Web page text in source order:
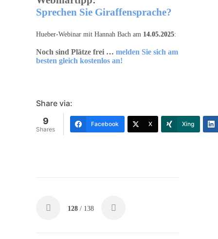
Sprechen Sie Giraffensprache?
Hueber-Webinar mit Hannah Bach am 14.05.2025:
Noch sind Plätze frei … melden Sie sich am
besten gleich kostenlos an!
Share via:
9
Shares
Facebook X Xing
128 / 138